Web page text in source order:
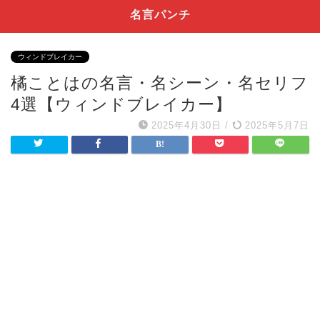
名言パンチ
ウィンドブレイカー
橘ことはの名言・名シーン・名セリフ
4選【ウィンドブレイカー】
2025年4月30日 / 2025年5月7日